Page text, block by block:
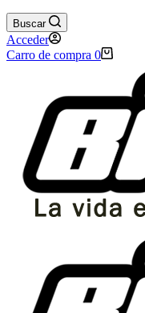
Buscar
Acceder
Carro de compra 0